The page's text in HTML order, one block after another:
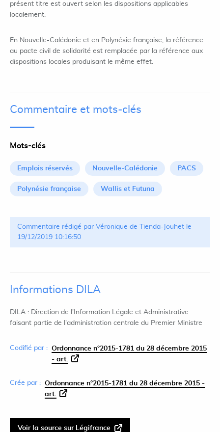
présent titre est ouvert selon les dispositions applicables
localement.
En Nouvelle-Calédonie et en Polynésie française, la référence
au pacte civil de solidarité est remplacée par la référence aux
dispositions locales produisant le même effet.
Commentaire et mots-clés
Mots-clés
Emplois réservés Nouvelle-Calédonie PACS
Polynésie française Wallis et Futuna
Commentaire rédigé par Véronique de Tienda-Jouhet le
19/12/2019 10:16:50
Informations DILA
DILA : Direction de l'Information Légale et Administrative
faisant partie de l'administration centrale du Premier Ministre
Codifié par : Ordonnance n°2015-1781 du 28 décembre 2015
- art.
Crée par : Ordonnance n°2015-1781 du 28 décembre 2015 -
art.
Voir la source sur Légifrance